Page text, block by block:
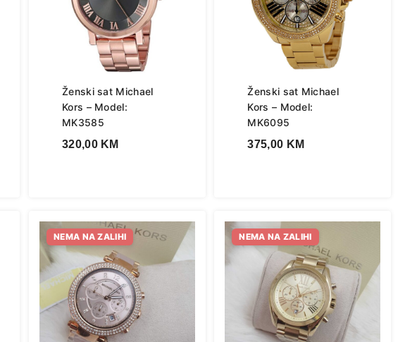
Ženski sat Michael
Kors – Model:
MK3585
320,00 KM
Ženski sat Michael
Kors – Model:
MK6095
375,00 KM
NEMA NA ZALIHI NEMA NA ZALIHI